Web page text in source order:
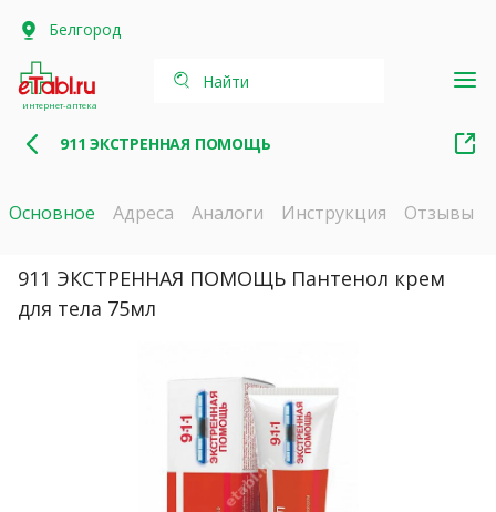
Белгород
интернет-аптека
Найти
911 ЭКСТРЕННАЯ ПОМОЩЬ
Основное Адреса Аналоги Инструкция Отзывы
911 ЭКСТРЕННАЯ ПОМОЩЬ Пантенол крем
для тела 75мл